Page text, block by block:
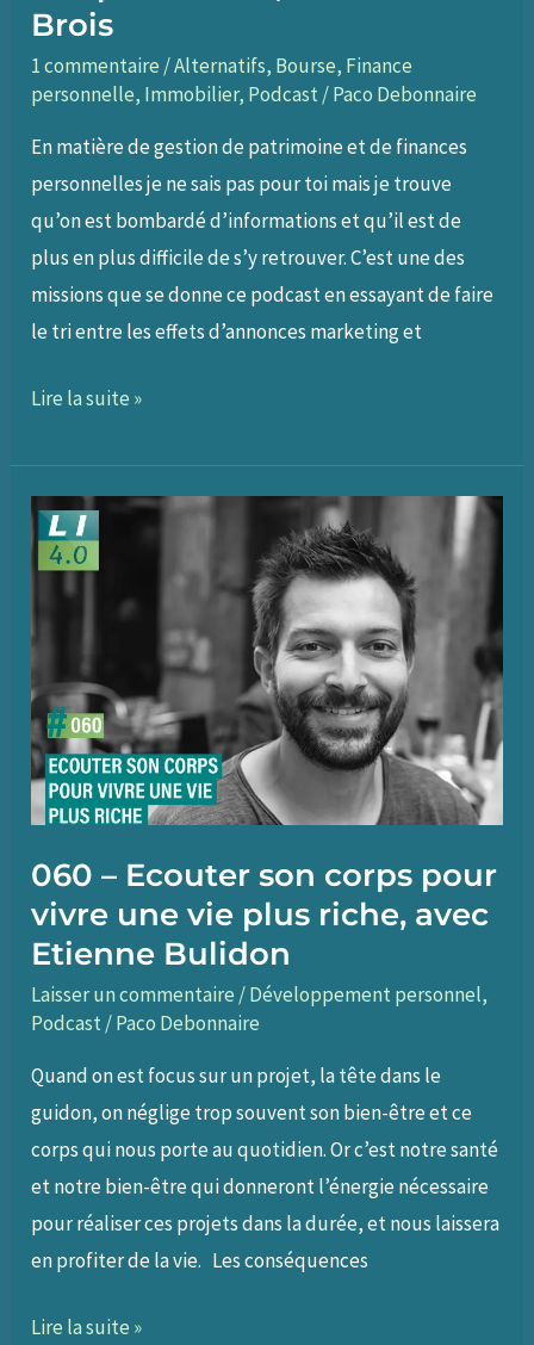
Brois
1 commentaire /Alternatifs, Bourse, Finance
personnelle, Immobilier, Podcast /Paco Debonnaire
En matière de gestion de patrimoine et de finances
personnelles je ne sais pas pour toi mais je trouve
qu’on est bombardé d’informations et qu’il est de
plus en plus difficile de s’y retrouver. C’est une des
missions que se donne ce podcast en essayant de faire
le tri entre les effets d’annonces marketing et
061
Choisir
les
bons
et
protéger
son
patrimoine,
Etienne
Brois
Lire la suite »
060 – Ecouter son corps pour
vivre une vie plus riche, avec
Etienne Bulidon
Laisser un commentaire /Développement personnel,
Podcast /Paco Debonnaire
Quand on est focus sur un projet, la tête dans le
guidon, on néglige trop souvent son bien-être et ce
corps qui nous porte au quotidien. Or c’est notre santé
et notre bien-être qui donneront l’énergie nécessaire
pour réaliser ces projets dans la durée, et nous laissera
en profiter de la vie. Les conséquences
060
Lire la suite »